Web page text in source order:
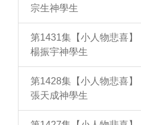
宗生神學生
第1431集【小人物悲喜
楊振宇神學生
第1428集【小人物悲喜
張天成神學生